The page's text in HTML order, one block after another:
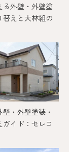
る外壁・外壁塗
替えと大林組の
・外壁塗装・
イド：セレコ